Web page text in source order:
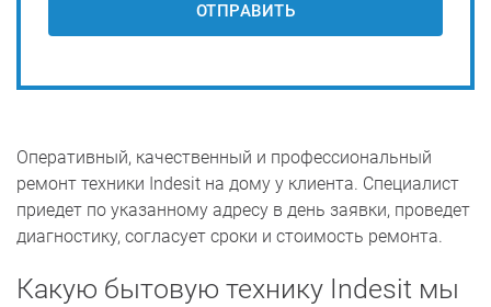
ОТПРАВИТЬ
Оперативный, качественный и профессиональный
ремонт техники Indesit на дому у клиента. Специалист
приедет по указанному адресу в день заявки, проведет
диагностику, согласует сроки и стоимость ремонта.
Какую бытовую технику Indesit мы